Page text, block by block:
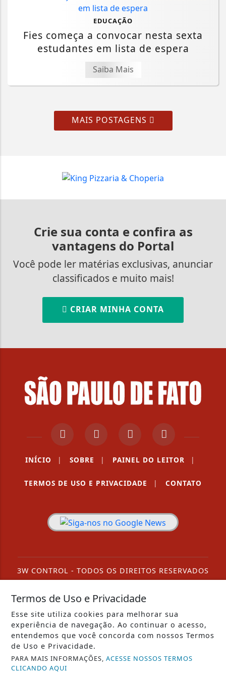
EDUCAÇÃO
Fies começa a convocar nesta sexta
estudantes em lista de espera
Saiba Mais
MAIS POSTAGENS
Crie sua conta e confira as
vantagens do Portal
Você pode ler matérias exclusivas, anunciar
classificados e muito mais!
CRIAR MINHA CONTA
INÍCIO | SOBRE | PAINEL DO LEITOR |
TERMOS DE USO E PRIVACIDADE | CONTATO
3W CONTROL - TODOS OS DIREITOS RESERVADOS
Termos de Uso e Privacidade
Esse site utiliza cookies para melhorar sua
experiência de navegação. Ao continuar o acesso,
entendemos que você concorda com nossos Termos
de Uso e Privacidade.
PARA MAIS INFORMAÇÕES,ACESSE NOSSOS TERMOS
CLICANDO AQUI